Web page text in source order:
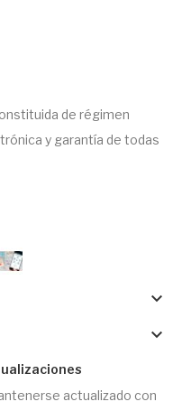
de régimen
y garantía de todas
keyboard_arrow_down
keyboard_arrow_down
actualizado con